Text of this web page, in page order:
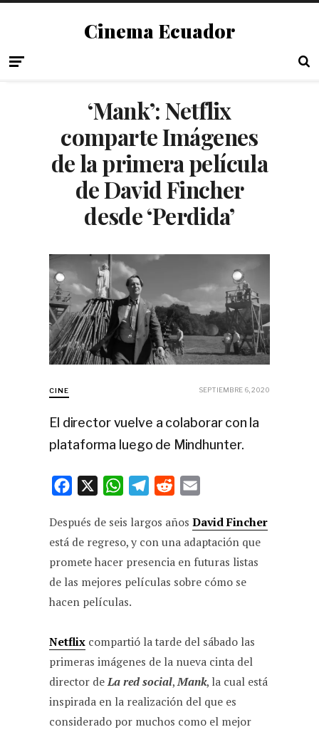
Cinema Ecuador
‘Mank’: Netflix
comparte Imágenes
de la primera película
de David Fincher
desde ‘Perdida’
CINE SEPTIEMBRE 6, 2020
El director vuelve a colaborar con la
plataforma luego de Mindhunter.
c
e
b
o
o
W
a
t
s
A
p
T
l
e
g
r
d
d
i
t
a
i
l
Después de seis largos añosDavid Fincher
está de regreso, y con una adaptación que
promete hacer presencia en futuras listas
de las mejores películas sobre cómo se
hacen películas.
Netflix compartió la tarde del sábado las
primeras imágenes de la nueva cinta del
director deLa red social,Mank, la cual está
inspirada en la realización del que es
considerado por muchos como el mejor